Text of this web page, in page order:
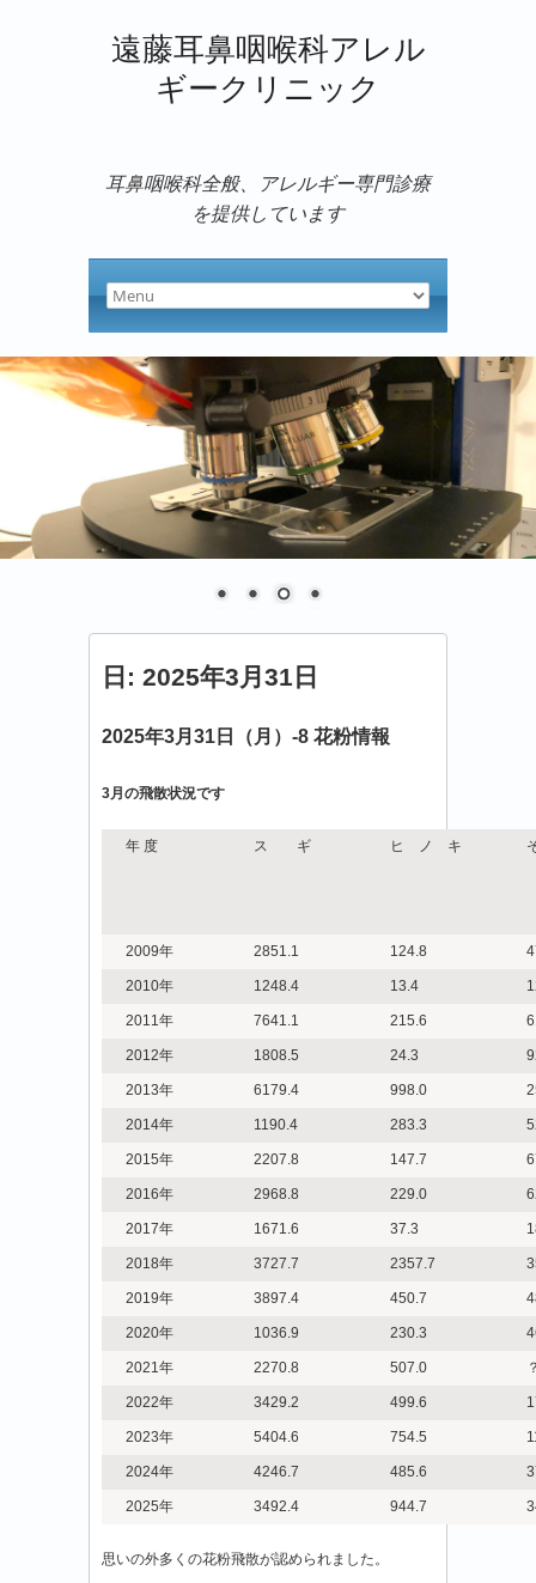
遠藤耳鼻咽喉科アレル
ギークリニック
耳鼻咽喉科全般、アレルギー専門診療
を提供しています
日: 2025年3月31日
2025年3月31日（月）-8 花粉情報
3月の飛散状況です
年 度 ス ギ ヒ ノ キ
2009年 2851.1 124.8
2010年 1248.4 13.4
2011年 7641.1 215.6
2012年 1808.5 24.3
2013年 6179.4 998.0
2014年 1190.4 283.3
2015年 2207.8 147.7
2016年 2968.8 229.0
2017年 1671.6 37.3
2018年 3727.7 2357.7
2019年 3897.4 450.7
2020年 1036.9 230.3
2021年 2270.8 507.0
2022年 3429.2 499.6
2023年 5404.6 754.5
2024年 4246.7 485.6
2025年 3492.4 944.7
思いの外多くの花粉飛散が認められました。